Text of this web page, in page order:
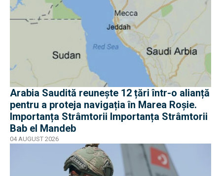
Arabia Saudită reunește 12 țări într-o alianță
pentru a proteja navigația în Marea Roșie.
Importanța Strâmtorii Importanța Strâmtorii
Bab el Mandeb
04 AUGUST 2026